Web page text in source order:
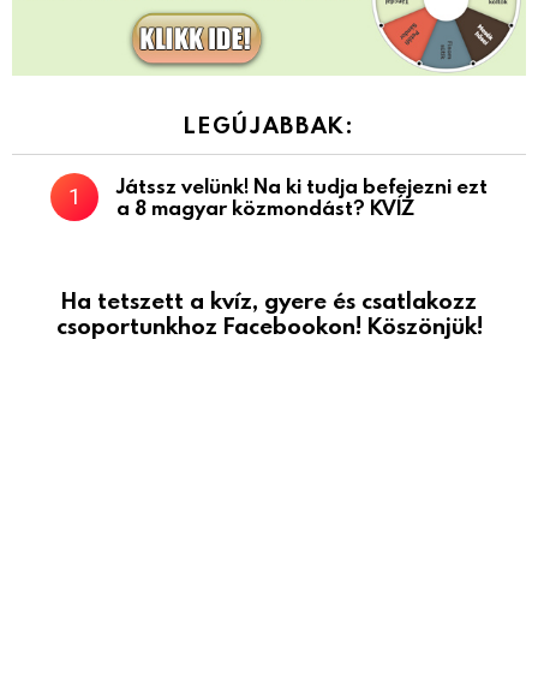
LEGÚJABBAK:
Játssz velünk! Na ki tudja befejezni ezt
a 8 magyar közmondást? KVÍZ
Ha tetszett a kvíz, gyere és csatlakozz
csoportunkhoz Facebookon! Köszönjük!